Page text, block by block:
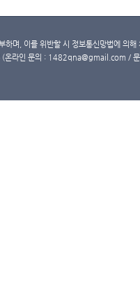
하며, 이를 위반할 시 정보통신망법에 의
(온라인 문의 : 1482qna@gmail.com /